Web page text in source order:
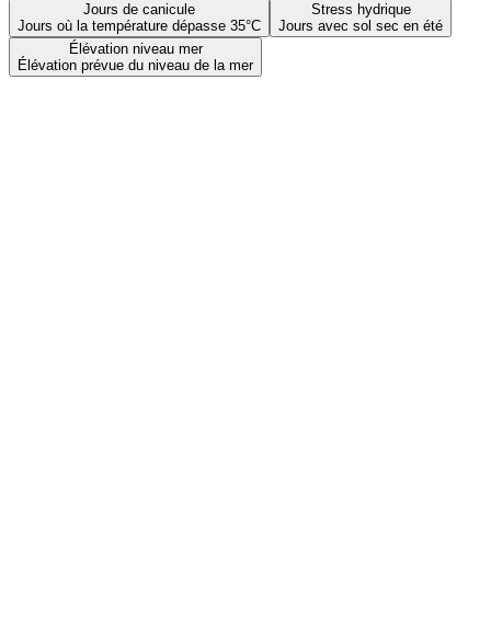
Jours de canicule
Jours où la température dépasse 35°C
Stress hydrique
Jours avec sol sec en été
Élévation niveau mer
Élévation prévue du niveau de la mer